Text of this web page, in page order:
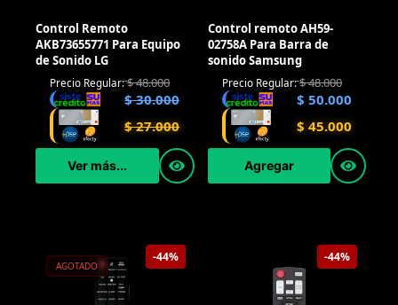
Control Remoto
AKB73655771 Para Equipo
de Sonido LG
Precio Regular:$48.000
$30.000
$27.000
Ver más...
Control remoto AH59-
02758A Para Barra de
sonido Samsung
Precio Regular:$48.000
$ 50.000
$ 45.000
Agregar
-44%
AGOTADO
-44%